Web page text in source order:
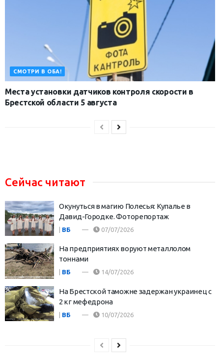
СМОТРИ В ОБА!
Места установки датчиков контроля скорости в
Брестской области 5 августа
Сейчас читают
Окунуться в магию Полесья: Купалье в
Давид-Городке. Фоторепортаж
| ВБ 07/07/2026
На предприятиях воруют металлолом
тоннами
ВБ 14/07/2026
На Брестской таможне задержан украинец с
2 кг мефедрона
| ВБ 10/07/2026